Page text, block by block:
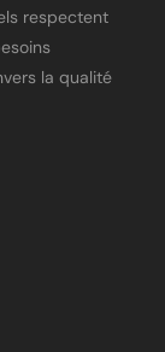
respectent
la qualité